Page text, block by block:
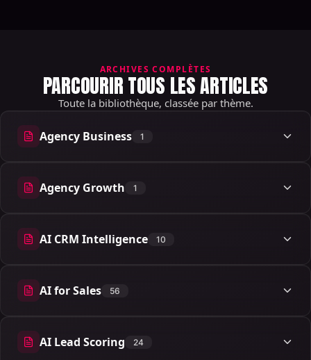
ARCHIVES COMPLÈTES
PARCOURIR TOUS LES ARTICLES
Toute la bibliothèque, classée par thème.
Agency Business 1
1 articles
Agency Growth 1
1 articles
AI CRM Intelligence 10
10 articles
AI for Sales 56
56 articles
AI Lead Scoring 24
24 articles